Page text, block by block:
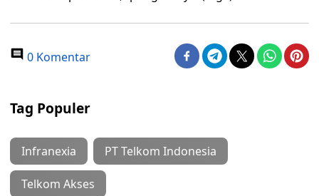
0 Komentar
Tag Populer
Infranexia PT Telkom Indonesia
Telkom Akses